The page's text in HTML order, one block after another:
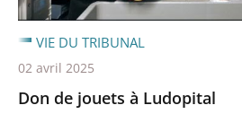
Don de jouets à Ludopital
VIE DU TRIBUNAL
02 avril 2025